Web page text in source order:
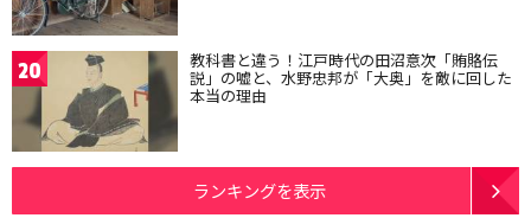
20 教科書と違う！江戸時代の田沼意次「賄賂伝
説」の嘘と、水野忠邦が「大奥」を敵に回した
本当の理由
ランキングを表示